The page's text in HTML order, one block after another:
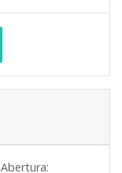
Abertura: